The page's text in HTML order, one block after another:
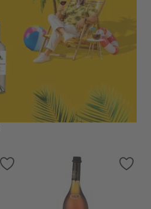
Pievienot vēlmju sarakstam